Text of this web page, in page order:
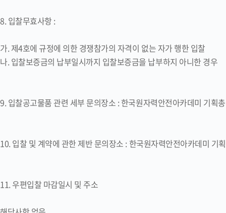
8. 입찰무효사항 :
가. 제4호에 규정에 의한 경쟁참가의 자격이 없는 자가 행한 입찰
나. 입찰보증금의 납부일시까지 입찰보증금을 납부하지 아니한 경우
9. 입찰공고물품 관련 세부 문의장소 : 한국원자력안전아카데미 기획
10. 입찰 및 계약에 관한 제반 문의장소 : 한국원자력안전아카데미 기
11. 우편입찰 마감일시 및 주소